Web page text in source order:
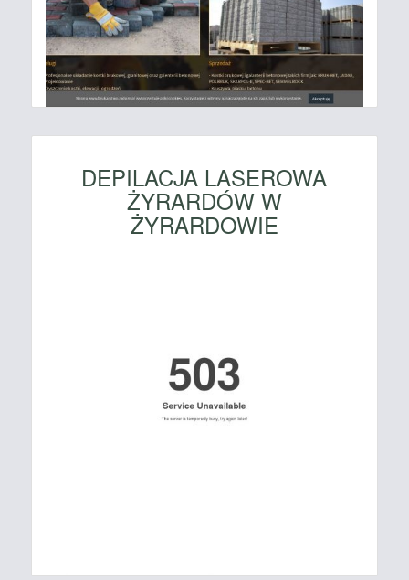
DEPILACJA LASEROWA
ŻYRARDÓW W
ŻYRARDOWIE